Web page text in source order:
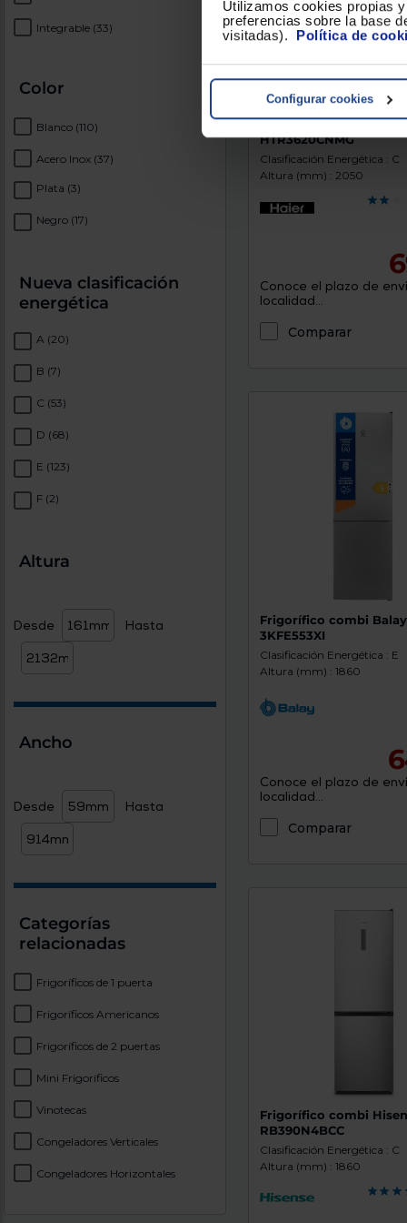
Utilizamos cookies propias
preferencias sobre la base
visitadas). Política de
Configurar cookies
Integrable (33)
Color
Blanco (110)
Acero Inox (37)
Plata (3)
Negro (17)
Nueva clasificación
energética
A (20)
B (7)
C (53)
D (68)
E (123)
F (2)
Altura
Desde Hasta
Ancho
Desde Hasta
Categorías
relacionadas
Frigoríficos de 1 puerta
Frigoríficos Americanos
Frigoríficos de 2 puertas
Mini Frigorificos
Vinotecas
Congeladores Verticales
Congeladores Horizontales
Frigorifico Combi Haier
HTR3620CNMG
Clasificación Energética : C
Altura (mm) : 2050
Conoce el plazo de
localidad...
Comparar
Frigorífico combi Balay
3KFE553XI
Clasificación Energética : E
Altura (mm) : 1860
Conoce el plazo de
localidad...
Comparar
Frigorífico combi
RB390N4BCC
Clasificación Energética : C
Altura (mm) : 1860